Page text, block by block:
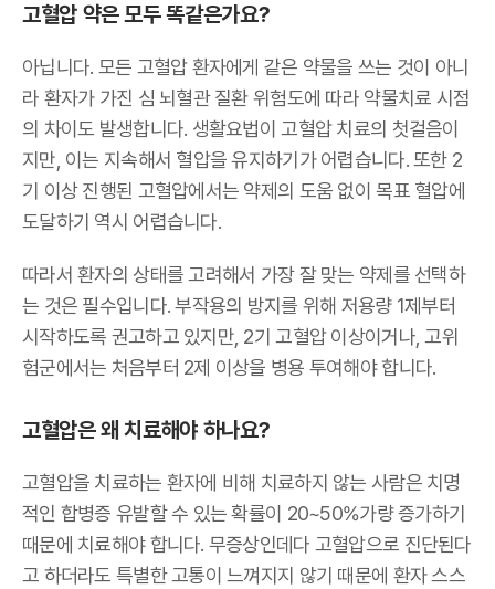
고혈압 약은 모두 똑같은가요?
아닙니다. 모든 고혈압 환자에게 같은 약물을 쓰는 것이 아니
라 환자가 가진 심 뇌혈관 질환 위험도에 따라 약물치료 시점
의 차이도 발생합니다. 생활요법이 고혈압 치료의 첫걸음이
지만, 이는 지속해서 혈압을 유지하기가 어렵습니다. 또한 2
기 이상 진행된 고혈압에서는 약제의 도움 없이 목표 혈압에
도달하기 역시 어렵습니다.
따라서 환자의 상태를 고려해서 가장 잘 맞는 약제를 선택하
는 것은 필수입니다. 부작용의 방지를 위해 저용량 1제부터
시작하도록 권고하고 있지만, 2기 고혈압 이상이거나, 고위
험군에서는 처음부터 2제 이상을 병용 투여해야 합니다.
고혈압은 왜 치료해야 하나요?
고혈압을 치료하는 환자에 비해 치료하지 않는 사람은 치명
적인 합병증 유발할 수 있는 확률이 20~50%가량 증가하기
때문에 치료해야 합니다. 무증상인데다 고혈압으로 진단된다
고 하더라도 특별한 고통이 느껴지지 않기 때문에 환자 스스